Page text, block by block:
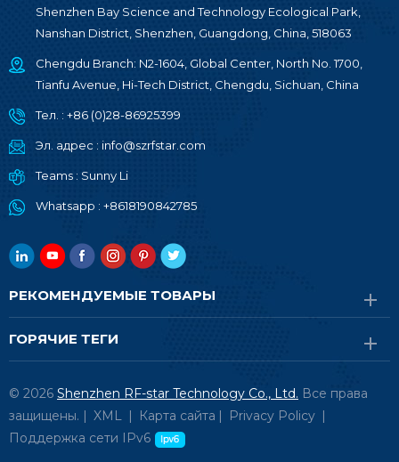
Shenzhen Bay Science and Technology Ecological Park,
Nanshan District, Shenzhen, Guangdong, China, 518063
Chengdu Branch: N2-1604, Global Center, North No. 1700,
Tianfu Avenue, Hi-Tech District, Chengdu, Sichuan, China
Тел. : +86 (0)28-86925399
Эл. адрес : info@szrfstar.com
Teams : Sunny Li
Whatsapp : +8618190842785
РЕКОМЕНДУЕМЫЕ ТОВАРЫ
ГОРЯЧИЕ ТЕГИ
© 2026 Shenzhen RF-star Technology Co., Ltd. Все права
защищены. | XML | Карта сайта | Privacy Policy |
Поддержка сети IPv6